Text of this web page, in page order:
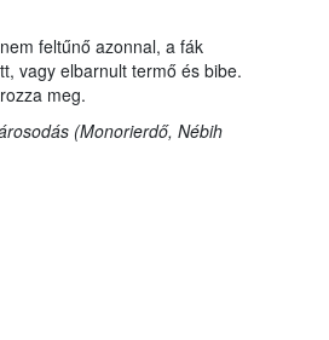
feltűnő azonnal, a fák
vagy elbarnult termő és bibe.
meg.
(Monorierdő, Nébih